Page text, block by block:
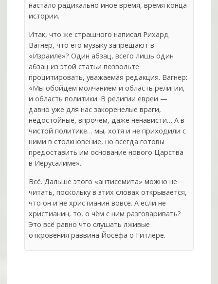
настало радикально иное время, время конца
истории.
Итак, что же страшного написал Рихард
Вагнер, что его музыку запрещают в
«Израиле»? Один абзац, всего лишь один
абзац из этой статьи позвольте
процитировать, уважаемая редакция. Вагнер:
«Мы обойдем молчанием и область религии,
и область политики. В религии евреи —
давно уже для нас закоренелые враги,
недостойные, впрочем, даже ненависти… А в
чистой политике… мы, хотя и не приходили с
ними в столкновение, но всегда готовы
предоставить им основание нового Царства
в Иерусалиме».
Всё. Дальше этого «антисемита» можно не
читать, поскольку в этих словах открывается,
что он и не христианин вовсе. А если не
христианин, то, о чём с ним разговаривать?
Это всё равно что слушать лживые
откровения раввина Йосефа о Гитлере.